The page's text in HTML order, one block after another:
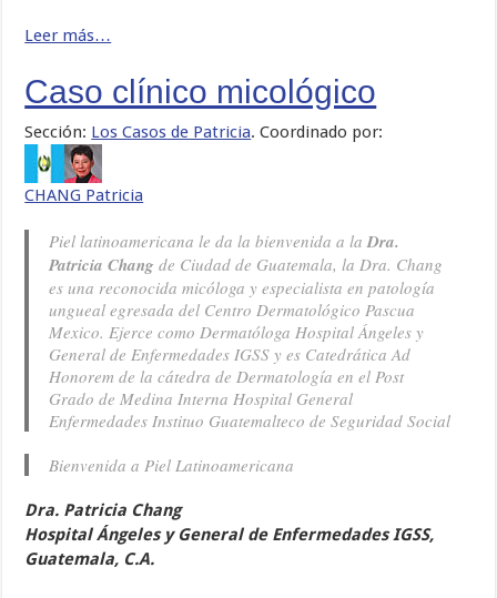
Leer más…
Caso clínico micológico
Sección: Los Casos de Patricia. Coordinado por:
CHANG Patricia
Piel latinoamericana le da la bienvenida a laDra.
Patricia Chang de Ciudad de Guatemala, la Dra. Chang
es una reconocida micóloga y especialista en patología
ungueal egresada del Centro Dermatológico Pascua
Mexico. Ejerce como Dermatóloga Hospital Ángeles y
General de Enfermedades IGSS y es Catedrática Ad
Honorem de la cátedra de Dermatología en el Post
Grado de Medina Interna Hospital General
Enfermedades Instituo Guatemalteco de Seguridad Social
Bienvenida a Piel Latinoamericana
Dra. Patricia Chang
Hospital Ángeles y General de Enfermedades IGSS,
Guatemala, C.A.